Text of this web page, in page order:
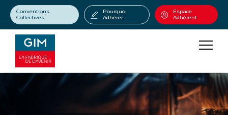
Conventions
Collectives
Pourquoi
Adhérer
Espace
Adhérent